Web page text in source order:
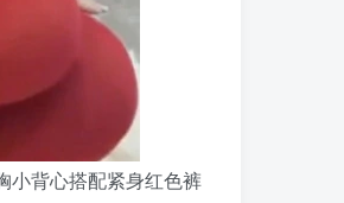
小背心搭配紧身红色裤